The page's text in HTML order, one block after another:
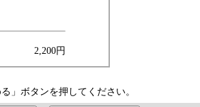
2,200円
」ボタンを押してください。